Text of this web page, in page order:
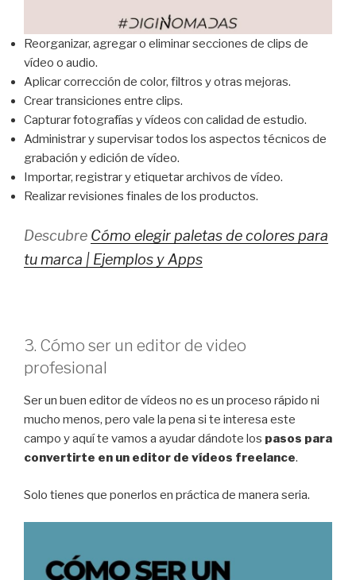
Reorganizar, agregar o eliminar secciones de clips de
vídeo o audio.
Aplicar corrección de color, filtros y otras mejoras.
Crear transiciones entre clips.
Capturar fotografías y vídeos con calidad de estudio.
Administrar y supervisar todos los aspectos técnicos de
grabación y edición de vídeo.
Importar, registrar y etiquetar archivos de vídeo.
Realizar revisiones finales de los productos.
Descubre Cómo elegir paletas de colores para
tu marca | Ejemplos y Apps
3. Cómo ser un editor de video
profesional
Ser un buen editor de vídeos no es un proceso rápido ni
mucho menos, pero vale la pena si te interesa este
campo y aquí te vamos a ayudar dándote los pasos para
convertirte en un editor de vídeos freelance.
Solo tienes que ponerlos en práctica de manera seria.